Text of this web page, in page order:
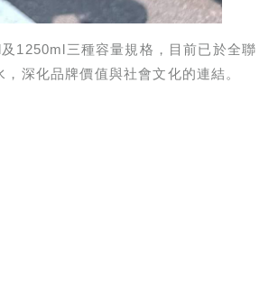
1250ml三種容量規格，目前已於全聯
深化品牌價值與社會文化的連結。